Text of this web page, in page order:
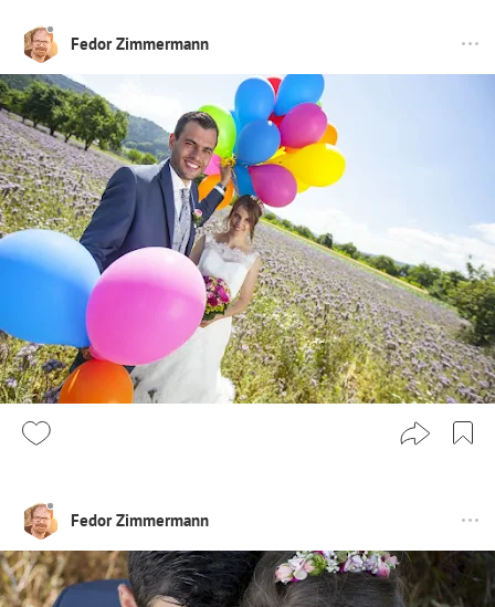
Fedor Zimmermann
Fedor Zimmermann